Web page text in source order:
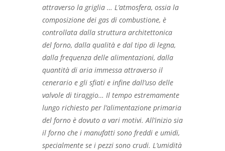
attraverso la griglia … L’atmosfera, ossia la
composizione dei gas di combustione, è
controllata dalla struttura architettonica
del forno, dalla qualità e dal tipo di legna,
dalla frequenza delle alimentazioni, dalla
quantità di aria immessa attraverso il
cenerario e gli sfiati e infine dall’uso delle
valvole di tiraggio… Il tempo estremamente
lungo richiesto per l’alimentazione primaria
del forno è dovuto a vari motivi. All’inizio sia
il forno che i manufatti sono freddi e umidi,
specialmente se i pezzi sono crudi. L’umidità